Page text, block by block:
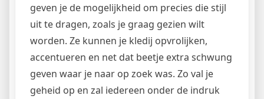
geven je de mogelijkheid om precies die stijl
uit te dragen, zoals je graag gezien wilt
worden. Ze kunnen je kledij opvrolijken,
accentueren en net dat beetje extra schwung
geven waar je naar op zoek was. Zo val je
geheid op en zal iedereen onder de indruk